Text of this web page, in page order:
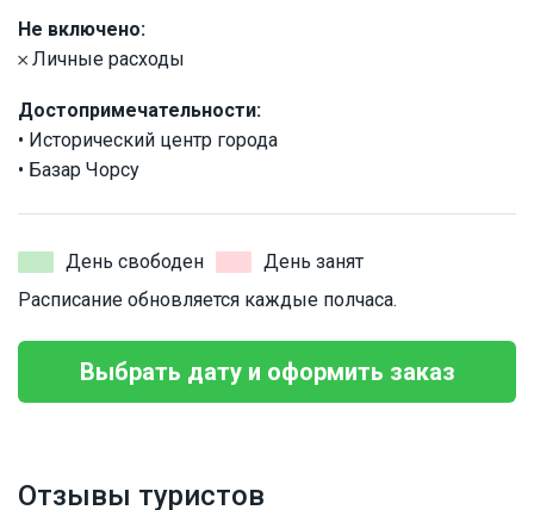
Не включено:
𐄂 Личные расходы
Достопримечательности:
• Исторический центр города
• Базар Чорсу
День свободен
День занят
Расписание обновляется каждые полчаса.
Выбрать дату и оформить заказ
Отзывы туристов